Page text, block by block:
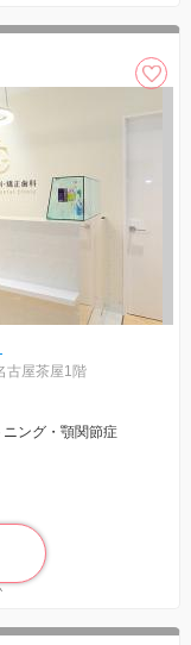
古屋茶屋1階
ング・顎関節症